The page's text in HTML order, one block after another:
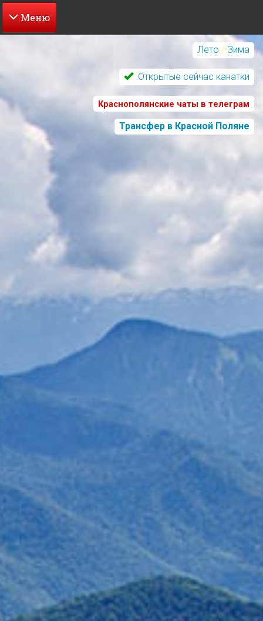
Перейти
содержанию
Лето / Зима
Открытые сейчас канатки
Краснополянские чаты в телеграм
Трансфер в Красной Поляне